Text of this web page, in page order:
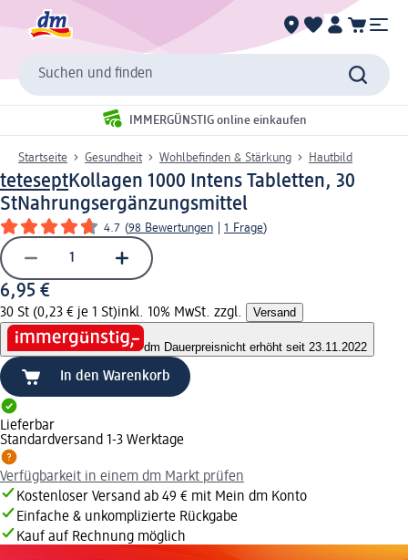
Suchen und finden
IMMERGÜNSTIG online einkaufen
Startseite Gesundheit Wohlbefinden & Stärkung Hautbild
teteseptKollagen 1000 Intens Tabletten, 30
StNahrungsergänzungsmittel
4.7 (98 Bewertungen 1 Frage)
6,95 €
30 St (0,23 € je 1 St)inkl. 10% MwSt. zzgl. Versand
dm Dauerpreisnicht erhöht seit 23.11.2022
In den Warenkorb
Lieferbar
Standardversand 1-3 Werktage
Verfügbarkeit in einem dm Markt prüfen
Kostenloser Versand ab 49 € mit Mein dm Konto
Einfache & unkomplizierte Rückgabe
Kauf auf Rechnung möglich